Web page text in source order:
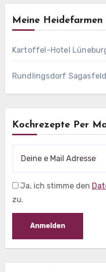
Meine Heidefarmen
Kartoffel-Hotel
Rundlingsdorf Sagasfeld
Kochrezepte Per
Ja, ich stimme den
zu.